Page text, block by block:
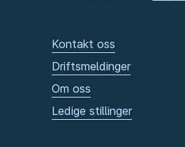
Kontakt oss
Driftsmeldinger
Om oss
Ledige stillinger